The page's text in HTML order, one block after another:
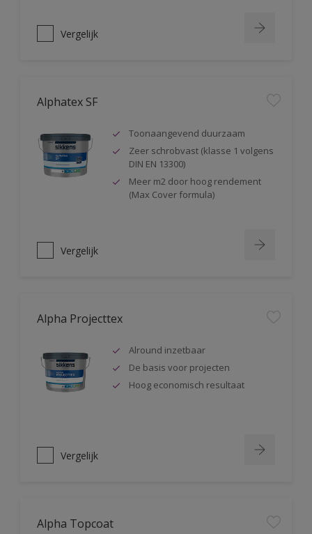
Vergelijk
Alphatex SF
Toonaangevend duurzaam
Zeer schrobvast (klasse 1 volgens
DIN EN 13300)
Meer m2 door hoog rendement
(Max Cover formula)
Vergelijk
Alpha Projecttex
Alround inzetbaar
De basis voor projecten
Hoog economisch resultaat
Vergelijk
Alpha Topcoat